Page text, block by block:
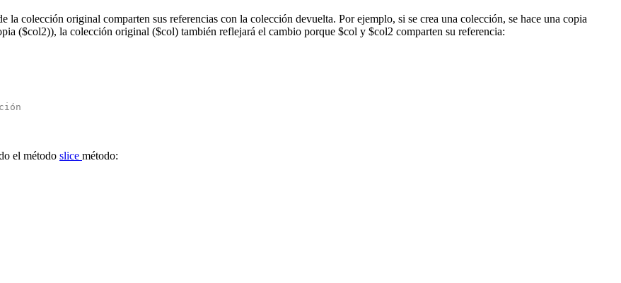
la colección original comparten sus referencias con la colección devuelta. Por ejemplo, si se crea una colección, se hace una copia
($col2)), la colección original ($col) también reflejará el cambio porque $col y $col2 comparten su referencia:
el método slice método: